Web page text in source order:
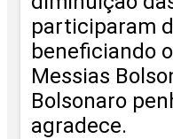
participaram
beneficiando
Messias
Bolsonaro
agradece.